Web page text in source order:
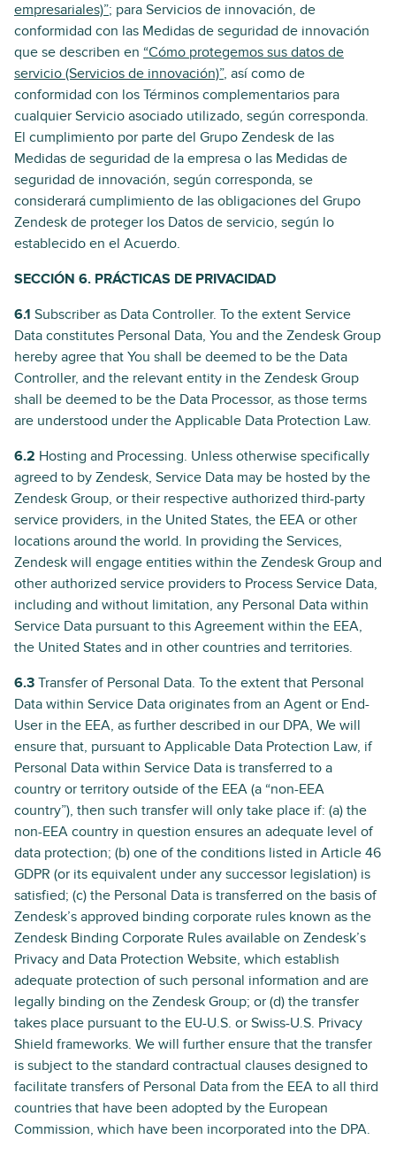
empresariales)”; para Servicios de innovación, de
conformidad con las Medidas de seguridad de innovación
que se describen en “Cómo protegemos sus datos de
servicio (Servicios de innovación)”, así como de
conformidad con los Términos complementarios para
cualquier Servicio asociado utilizado, según corresponda.
El cumplimiento por parte del Grupo Zendesk de las
Medidas de seguridad de la empresa o las Medidas de
seguridad de innovación, según corresponda, se
considerará cumplimiento de las obligaciones del Grupo
Zendesk de proteger los Datos de servicio, según lo
establecido en el Acuerdo.
SECCIÓN 6. PRÁCTICAS DE PRIVACIDAD
6.1 Subscriber as Data Controller. To the extent Service
Data constitutes Personal Data, You and the Zendesk Group
hereby agree that You shall be deemed to be the Data
Controller, and the relevant entity in the Zendesk Group
shall be deemed to be the Data Processor, as those terms
are understood under the Applicable Data Protection Law.
6.2 Hosting and Processing. Unless otherwise specifically
agreed to by Zendesk, Service Data may be hosted by the
Zendesk Group, or their respective authorized third-party
service providers, in the United States, the EEA or other
locations around the world. In providing the Services,
Zendesk will engage entities within the Zendesk Group and
other authorized service providers to Process Service Data,
including and without limitation, any Personal Data within
Service Data pursuant to this Agreement within the EEA,
the United States and in other countries and territories.
6.3 Transfer of Personal Data. To the extent that Personal
Data within Service Data originates from an Agent or End-
User in the EEA, as further described in our DPA, We will
ensure that, pursuant to Applicable Data Protection Law, if
Personal Data within Service Data is transferred to a
country or territory outside of the EEA (a “non-EEA
country”), then such transfer will only take place if: (a) the
non-EEA country in question ensures an adequate level of
data protection; (b) one of the conditions listed in Article 46
GDPR (or its equivalent under any successor legislation) is
satisfied; (c) the Personal Data is transferred on the basis of
Zendesk’s approved binding corporate rules known as the
Zendesk Binding Corporate Rules available on Zendesk’s
Privacy and Data Protection Website, which establish
adequate protection of such personal information and are
legally binding on the Zendesk Group; or (d) the transfer
takes place pursuant to the EU-U.S. or Swiss-U.S. Privacy
Shield frameworks. We will further ensure that the transfer
is subject to the standard contractual clauses designed to
facilitate transfers of Personal Data from the EEA to all third
countries that have been adopted by the European
Commission, which have been incorporated into the DPA.